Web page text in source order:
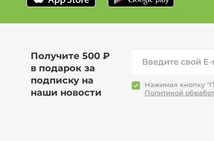
Получите 500 ₽
в подарок за
подписку на
наши новости
Нажимая кнопку
Политикой